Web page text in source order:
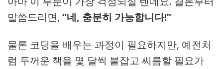
말씀드리면, “네, 충분히 가능합니다!”
물론 코딩을 배우는 과정이 필요하지만, 예전처
럼 두꺼운 책을 몇 달씩 붙잡고 씨름할 필요가